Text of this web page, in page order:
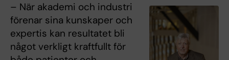
– När akademi och industri
förenar sina kunskaper och
expertis kan resultatet bli
något verkligt kraftfullt för